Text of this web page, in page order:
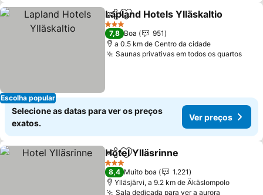
Escolha popular
PartilharAdicionar aos favoritos
Lapland Hotels Ylläskaltio
3 Estrelas
7,8 Boa
951
a 0.5 km de Centro da cidade
Saunas privativas em todos os quartosVer
Selecione as datas para ver os preços
exatos.
Ver preços
PartilharAdicionar aos favoritos
Hotel Ylläsrinne
3 Estrelas
8,4 Muito boa
1.221
Ylläsjärvi, a 9.2 km de Äkäslompolo
Sala dedicada para ver a aurora